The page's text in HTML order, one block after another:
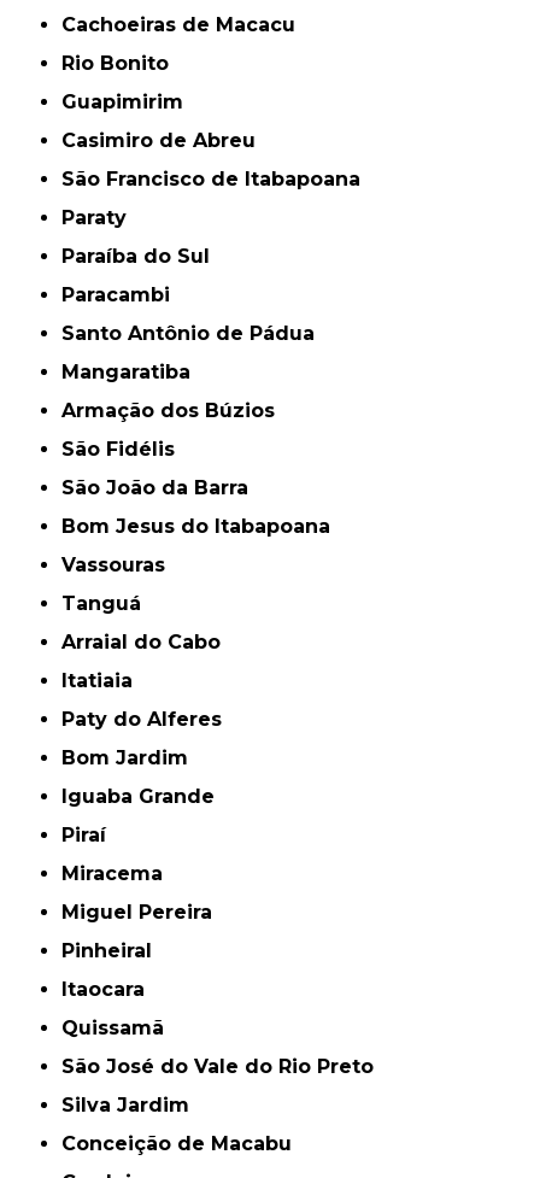
Cachoeiras de Macacu
Rio Bonito
Guapimirim
Casimiro de Abreu
São Francisco de Itabapoana
Paraty
Paraíba do Sul
Paracambi
Santo Antônio de Pádua
Mangaratiba
Armação dos Búzios
São Fidélis
São João da Barra
Bom Jesus do Itabapoana
Vassouras
Tanguá
Arraial do Cabo
Itatiaia
Paty do Alferes
Bom Jardim
Iguaba Grande
Piraí
Miracema
Miguel Pereira
Pinheiral
Itaocara
Quissamã
São José do Vale do Rio Preto
Silva Jardim
Conceição de Macabu